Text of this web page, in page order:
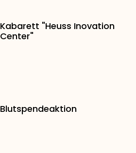
Kabarett "Heuss Inovation
Center"
Blutspendeaktion